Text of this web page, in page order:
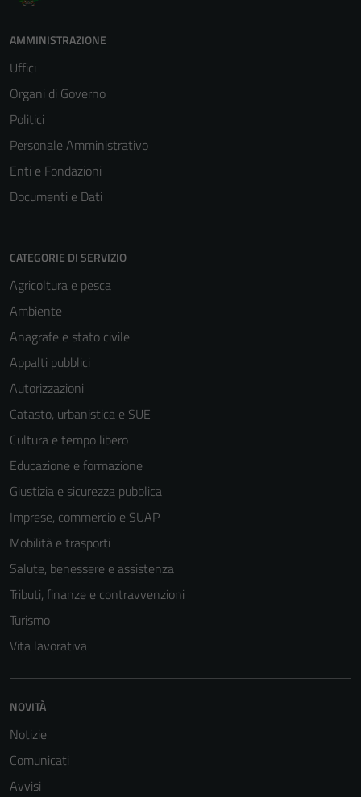
AMMINISTRAZIONE
Uffici
Organi di Governo
Politici
Personale Amministrativo
Enti e Fondazioni
Documenti e Dati
CATEGORIE DI SERVIZIO
Agricoltura e pesca
Ambiente
Anagrafe e stato civile
Appalti pubblici
Autorizzazioni
Catasto, urbanistica e SUE
Cultura e tempo libero
Educazione e formazione
Giustizia e sicurezza pubblica
Imprese, commercio e SUAP
Mobilità e trasporti
Salute, benessere e assistenza
Tributi, finanze e contravvenzioni
Turismo
Vita lavorativa
NOVITÀ
Notizie
Comunicati
Avvisi
per il